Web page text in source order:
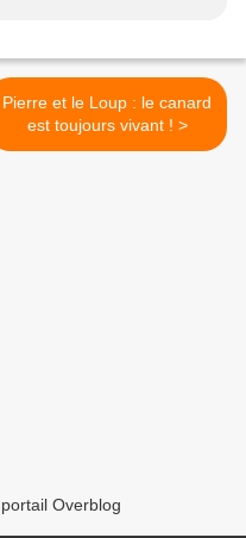
Pierre et le Loup : le canard
est toujours vivant ! >
Overblog